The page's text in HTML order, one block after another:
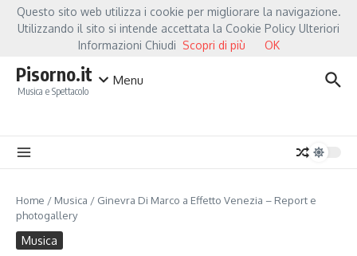
Salta al contenuto
Hot News
Fiorella Mannoia, a Capannori nasce “Anime Salve”: la data zero è un
Pisorno.it
Musica e Spettacolo
Menu
Home / Musica / Ginevra Di Marco a Effetto Venezia – Report e
photogallery
Musica
Questo sito web utilizza i cookie per migliorare la navigazione.
Utilizzando il sito si intende accettata la Cookie Policy Ulteriori
Informazioni Chiudi Scopri di più OK